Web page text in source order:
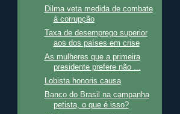
Dilma veta medida de combate
à corrupção
Taxa de desemprego superior
aos dos países em crise
As mulheres que a primeira
presidente prefere não ...
Lobista honoris causa
Banco do Brasil na campanha
petista, o que é isso?